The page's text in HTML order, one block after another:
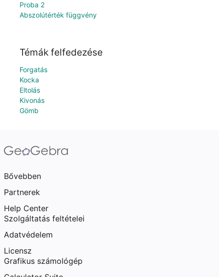
Proba 2
Abszolútérték függvény
Témák felfedezése
Forgatás
Kocka
Eltolás
Kivonás
Gömb
Bővebben
Partnerek
Help Center
Szolgáltatás feltételei
Adatvédelem
Licensz
Grafikus számológép